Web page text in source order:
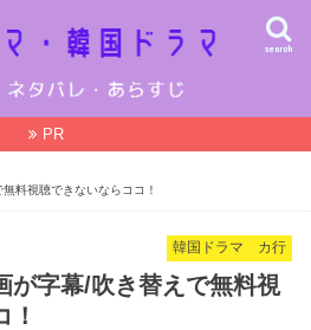
search
PR
料視聴できないならココ！
韓国ドラマ カ行
が字幕/吹き替えで無料視